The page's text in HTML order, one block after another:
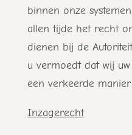
binnen onze
allen tijde het recht
dienen bij de
u vermoedt dat wij
een verkeerde
Inzagerecht